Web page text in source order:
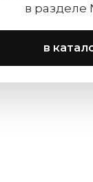
в разделе
в